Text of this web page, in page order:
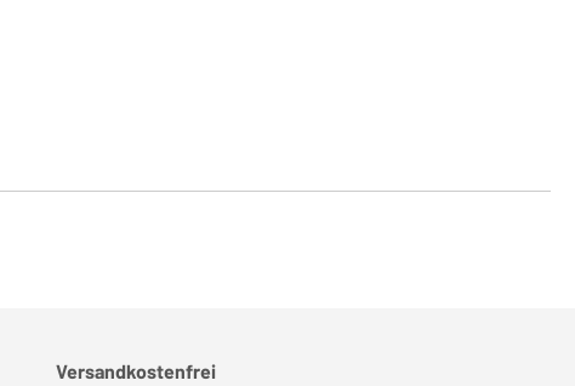
Versandkostenfrei